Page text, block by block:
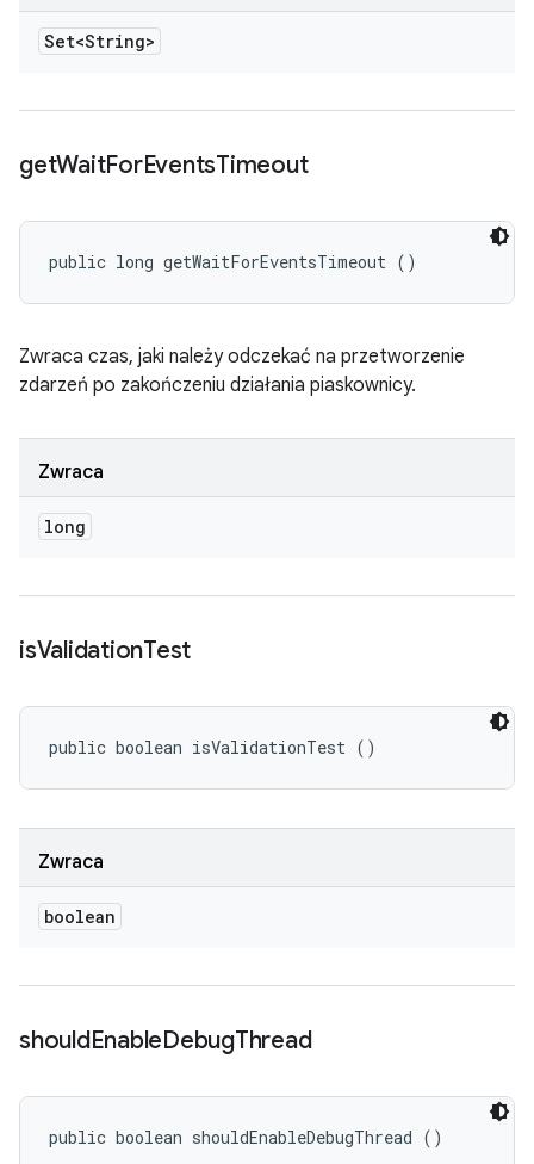
Set<String>
getWaitForEventsTimeout
public long getWaitForEventsTimeout ()
Zwraca czas, jaki należy odczekać na przetworzenie
zdarzeń po zakończeniu działania piaskownicy.
Zwraca
long
isValidationTest
public boolean isValidationTest ()
Zwraca
boolean
shouldEnableDebugThread
public boolean shouldEnableDebugThread ()